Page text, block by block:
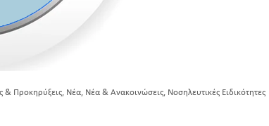
& Προκηρύξεις, Νέα, Νέα & Ανακοινώσεις, Νοσηλευτικές Ειδικότητες